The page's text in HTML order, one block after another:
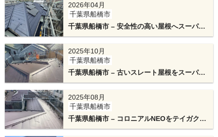
今回の屋根は、面数が多く形状が複雑な複合屋根
です。
2026年04月
千葉県船橋市
千葉県船橋市 – 安全性の高い屋根へスーパー
ガルテクトのカバー工法と太陽光パネル脱着
2025年10月
千葉県船橋市
千葉県船橋市 – 古いスレート屋根をスーパー
ガルテクトフッ素でリフォームして再生
2025年08月
千葉県船橋市
千葉県船橋市 – コロニアルNEOをテイガクル
ーフで屋根リフォーム